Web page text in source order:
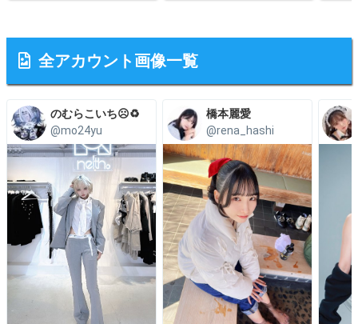
全アカウント画像一覧
のむらこいち☹️♻️
@mo24yu
橋本麗愛
@rena_hashi